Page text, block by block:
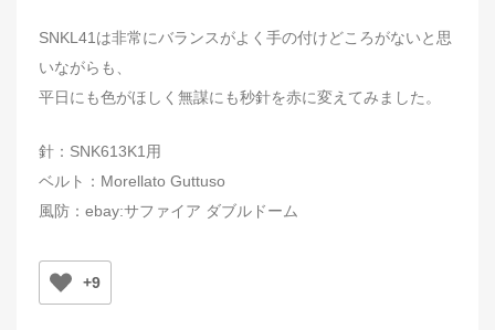
SNKL41は非常にバランスがよく手の付けどころがないと思
いながらも、
平日にも色がほしく無謀にも秒針を赤に変えてみました。
針：SNK613K1用
ベルト：Morellato Guttuso
風防：ebay:サファイア ダブルドーム
+9